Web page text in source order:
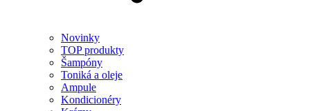
Novinky
TOP produkty
Šampóny
Toniká a oleje
Ampule
Kondicionéry